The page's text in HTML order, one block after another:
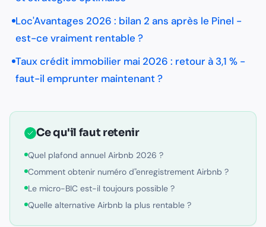
Loc'Avantages 2026 : bilan 2 ans après le Pinel -
est-ce vraiment rentable ?
Taux crédit immobilier mai 2026 : retour à 3,1 % -
faut-il emprunter maintenant ?
Ce qu'il faut retenir
Quel plafond annuel Airbnb 2026 ?
Comment obtenir numéro d''enregistrement Airbnb ?
Le micro-BIC est-il toujours possible ?
Quelle alternative Airbnb la plus rentable ?